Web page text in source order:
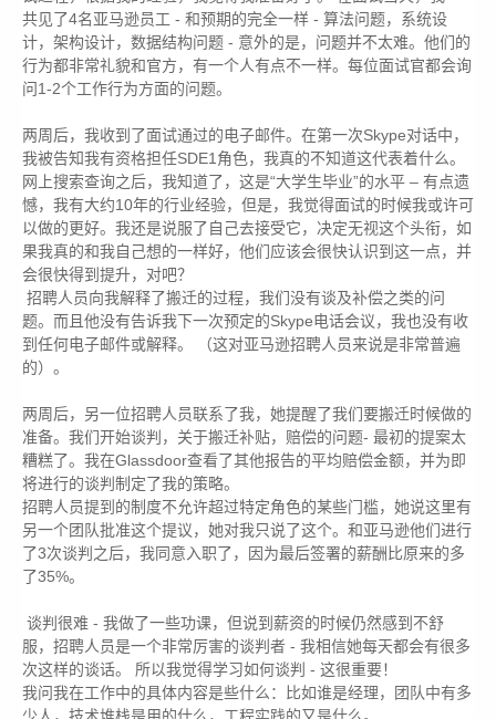
共见了4名亚马逊员工 - 和预期的完全一样 - 算法问题，系统设
计，架构设计，数据结构问题 - 意外的是，问题并不太难。他们的
行为都非常礼貌和官方，有一个人有点不一样。每位面试官都会询
问1-2个工作行为方面的问题。
两周后，我收到了面试通过的电子邮件。在第一次Skype对话中，
我被告知我有资格担任SDE1角色，我真的不知道这代表着什么。
网上搜索查询之后，我知道了，这是“大学生毕业”的水平 – 有点遗
憾，我有大约10年的行业经验，但是，我觉得面试的时候我或许可
以做的更好。我还是说服了自己去接受它，决定无视这个头衔，如
果我真的和我自己想的一样好，他们应该会很快认识到这一点，并
会很快得到提升，对吧？
招聘人员向我解释了搬迁的过程，我们没有谈及补偿之类的问
题。而且他没有告诉我下一次预定的Skype电话会议，我也没有收
到任何电子邮件或解释。 （这对亚马逊招聘人员来说是非常普遍
的）。
两周后，另一位招聘人员联系了我，她提醒了我们要搬迁时候做的
准备。我们开始谈判，关于搬迁补贴，赔偿的问题- 最初的提案太
糟糕了。我在Glassdoor查看了其他报告的平均赔偿金额，并为即
将进行的谈判制定了我的策略。
招聘人员提到的制度不允许超过特定角色的某些门槛，她说这里有
另一个团队批准这个提议，她对我只说了这个。和亚马逊他们进行
了3次谈判之后，我同意入职了，因为最后签署的薪酬比原来的多
了35%。
谈判很难 - 我做了一些功课，但说到薪资的时候仍然感到不舒
服，招聘人员是一个非常厉害的谈判者 - 我相信她每天都会有很多
次这样的谈话。 所以我觉得学习如何谈判 - 这很重要！
我问我在工作中的具体内容是些什么：比如谁是经理，团队中有多